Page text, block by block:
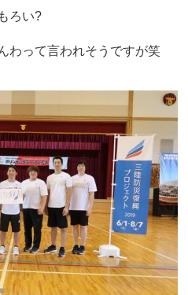
ろい?
わって言われそうですが笑